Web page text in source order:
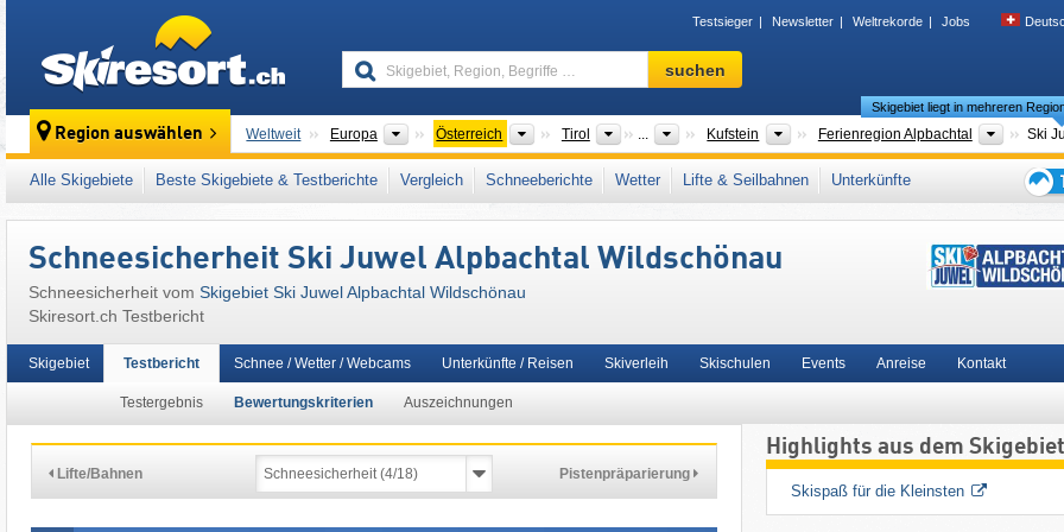
Testsieger Newsletter Weltrekorde Jobs
Skigebiet,
Region,
…
suchen
Region auswählen Weltweit Europa Kontinente
Österreich Länder
Tirol Bundesländer
... Kufstein BezirkeFerienregion Alpbachtal
Skigebiet liegt in mehreren
Weltweit Europa Kontinente
Österreich Länder
Tirol Bundesländer
... Kufstein BezirkeWildschönau
Alle Skigebiete Beste Skigebiete & Testberichte Vergleich Schneeberichte Wetter Lifte & Seilbahnen
Unterkünfte
den
Schneesicherheit Ski Juwel Alpbachtal Wildschönau
Schneesicherheit vom Skigebiet Ski Juwel Alpbachtal Wildschönau
Skiresort.ch Testbericht
Skigebiet Testbericht
Testergebnis Bewertungskriterien Auszeichnungen
Schnee / Wetter / Webcams Unterkünfte / Reisen Skiverleih Skischulen Events Anreise Kontakt
Lifte/Bahnen Pistenpräparierung
Highlights aus dem Skigebiet
Skispaß für die Kleinsten